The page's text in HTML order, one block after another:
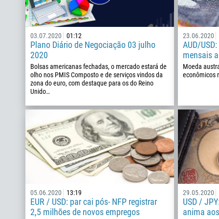
03.07.2020 01:12
Plano Diário de Negociação 03 julho
2020
Bolsas americanas fechadas, o mercado estará de
olho nos PMIS Composto e de serviços vindos da
zona do euro, com destaque para os do Reino
Unido…
23.06.2020
AUD/
mensais
Moeda
econômicos
05.06.2020 13:19
EUR / USD: par cai pós- NFP registrar
2,5 milhões de novos empregos
29.05.2020
USD /
anima